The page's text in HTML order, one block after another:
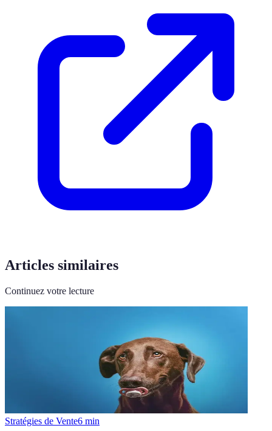
Articles similaires
Continuez votre lecture
Stratégies de Vente6 min